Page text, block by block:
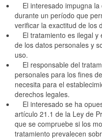
El interesado impugna la
durante un período que
verificar la exactitud de los
El tratamiento es ilegal y
de los datos personales y
uso.
El responsable del
personales para los fines
necesita para el
derechos legales.
El interesado se ha
artículo 21.1 de la Ley de
que se compruebe si los
tratamiento prevalecen